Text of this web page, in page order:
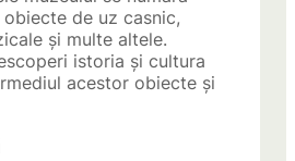
de uz casnic,
și multe altele.
istoria și cultura
acestor obiecte și